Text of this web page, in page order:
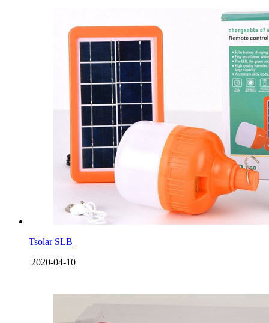
Tsolar SLB
2020-04-10